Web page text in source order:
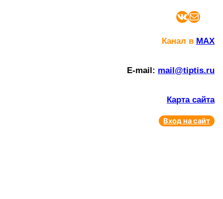
ВКонтакте Почта
Канал в MAX
E-mail: mail@tiptis.ru
Карта сайта
Вход на сайт